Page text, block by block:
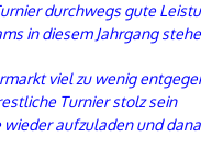
durchwegs gute
in diesem Jahrgang
viel zu wenig
Turnier stolz sein
aufzuladen und